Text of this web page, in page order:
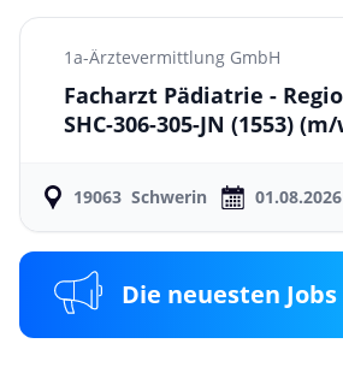
1a-Ärztevermittlung GmbH
Facharzt Pädiatrie -
SHC-306-305-JN (1553) (m/
19063 Schwerin 01.08.2026
Die neuesten Jobs